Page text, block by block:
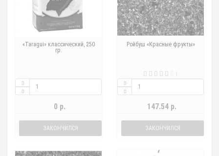
«Taragui» классический, 250
гр.
0 р.
ЗАКОНЧИЛСЯ
Ройбуш «Красные фрукты»
147.54 р.
ЗАКОНЧИЛСЯ